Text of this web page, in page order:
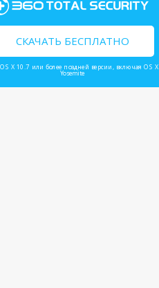
СКАЧАТЬ БЕСПЛАТНО
OS X 10.7 или более поздней версии, включая OS X
Yosemite